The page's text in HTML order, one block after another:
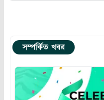
সম্পর্কিত খবর